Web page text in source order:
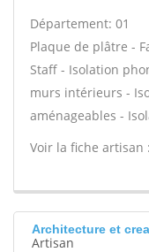
Département: 01
Plaque de plâtre -
Staff - Isolation
murs intérieurs -
aménageables -
Voir la fiche artisan :
Architecture et
Artisan